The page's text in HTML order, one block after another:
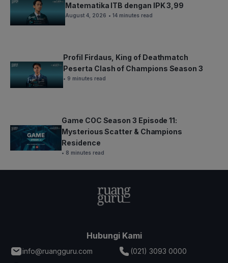
Matematika ITB dengan IPK 3,99
August 4, 2026 • 14 minutes read
Profil Firdaus, King of Deathmatch
Peserta Clash of Champions Season 3
• 9 minutes read
Game COC Season 3 Episode 11:
Mysterious Scatter & Champions
Residence
• 8 minutes read
Hubungi Kami
info@ruangguru.com
(021) 3093 0000